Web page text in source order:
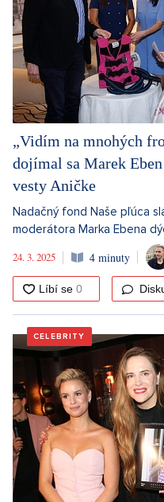
„Vidím na mnohých
dojímal sa Marek
vesty Aničke
Nadačný fond Naše pľúca
moderátora Marka Ebena
24. 3. 2025
4 minuty
CELEBRITY